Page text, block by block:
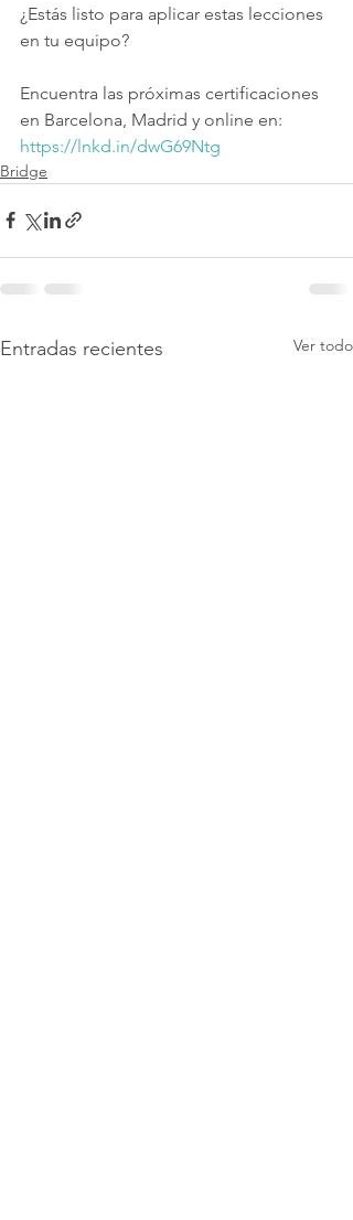
¿Estás listo para aplicar estas lecciones
en tu equipo?
Encuentra las próximas certificaciones
en Barcelona, Madrid y online en:
https://lnkd.in/dwG69Ntg
Bridge
Entradas recientes Ver todo